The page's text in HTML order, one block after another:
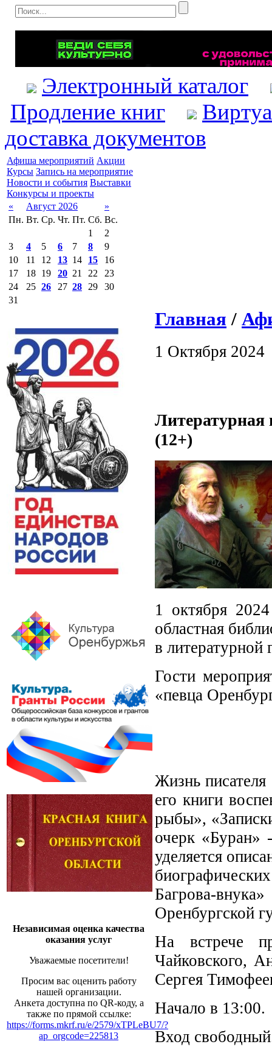
Электронный каталог
Продление книг
доставка документов
Афиша мероприятий Акции
Курсы Запись на мероприятие
Новости и события Выставки
Конкурсы и проекты
«
Август 2026
»
Пн. Вт. Ср. Чт. Пт. Сб. Вс.
1
2
3
4 5 6 7 8
9
10
11 12 13 14 15
16
17
18 19 20 21 22
23
24
25 26 27 28 29
30
31
Независимая оценка качества
оказания услуг
Уважаемые посетители!
Просим вас оценить работу
нашей организации.
Анкета доступна по QR-коду, а
также по прямой ссылке:
https://forms.mkrf.ru/e/2579/xTPLeBU7/?
ap_orgcode=225813
Главная /
1 Октября 2024
Литературная
(12+)
1 октября
областная
в литературной
Гости
«певца
Жизнь
его книги
рыбы»,
очерк «Буран»
уделяется
Багрова-
Оренбургской
На встрече
Чайковского,
Сергея
Начало в 13:00.
Вход